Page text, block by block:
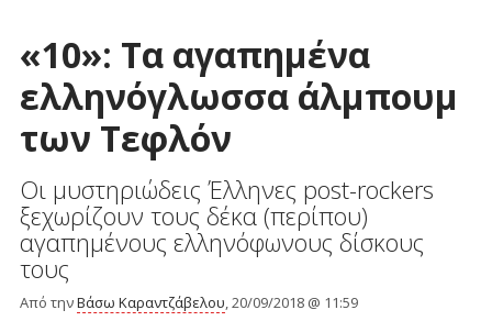
«10»: Τα αγαπημένα
ελληνόγλωσσα άλμπουμ
των Τεφλόν
Οι μυστηριώδεις Έλληνες post-rockers
ξεχωρίζουν τους δέκα (περίπου)
αγαπημένους ελληνόφωνους δίσκους
τους
Από τηνΒάσω Καραντζάβελου, 20/09/2018 @ 11:59